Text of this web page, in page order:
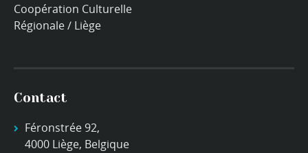
Coopération Culturelle
Régionale / Liège
Contact
Féronstrée 92,
4000 Liège, Belgique